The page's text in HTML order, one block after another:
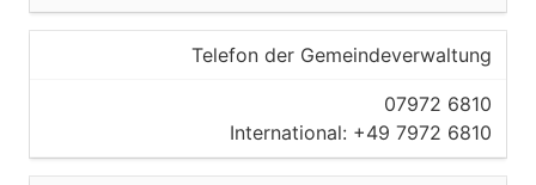
Telefon der Gemeindeverwaltung
07972 6810
International: +49 7972 6810